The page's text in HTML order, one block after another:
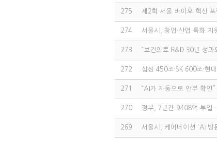
275 제2회 서울 바이오 혁신
274 서울시, 창업·산업 특화
273 “보건의료 R&D 30년 성
272 삼성 450조·SK 600조·
271 “AI가 자동으로 안부 확
270 정부, 7년간 9408억 투입
269 서울시, 케어네이션 'AI